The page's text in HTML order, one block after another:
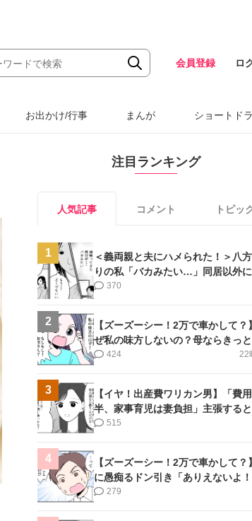
会員登録 ロ
お出かけ/行事 まんが ショートド
注目ランキング
人気記事 コメント トピッ
1
＜義両親と夫にハメられた！＞八
りの私「バカみたい…」同居以外
肢がない【第5話まんが】
370
2
【ズーズーシー！2万で車かして？
ぜ私の味方しないの？母ならきっ
第17話＞#4コマ母道場
22
424
3
【イヤ！出産費ワリカン男】「費
半、家事育児は妻負担」主張する
第11話＞#4コマ母道場
515
4
【ズーズーシー！2万で車かして？
に愚痴るドン引き「ありえないよ
第16話＞#4コマ母道場
279